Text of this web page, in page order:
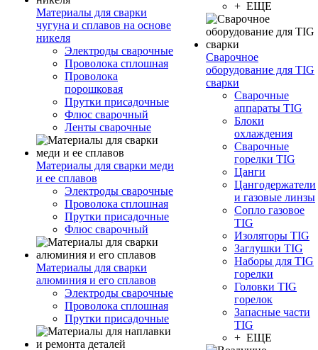
Материалы для сварки
чугуна и сплавов на основе
никеля
Электроды сварочные
Проволока сплошная
Проволока
порошковая
Прутки присадочные
Флюс сварочный
Ленты сварочные
Материалы для сварки меди
и ее сплавов
Электроды сварочные
Проволока сплошная
Прутки присадочные
Флюс сварочный
Материалы для сварки
алюминия и его сплавов
Электроды сварочные
Проволока сплошная
Прутки присадочные
+ ЕЩЕ
Сварочное
оборудование для TIG
сварки
Сварочные
аппараты TIG
Блоки
охлаждения
Сварочные
горелки TIG
Цанги
Цангодержатели
и газовые линзы
Сопло газовое
TIG
Изоляторы TIG
Заглушки TIG
Наборы для TIG
горелки
Головки TIG
горелок
Запасные части
TIG
+ ЕЩЕ